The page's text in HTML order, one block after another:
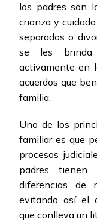
los padres son
crianza y
separados o
se les brinda
activamente en
acuerdos que
familia.
Uno de los
familiar es que
procesos
padres tienen
diferencias de
evitando así el
que conlleva un